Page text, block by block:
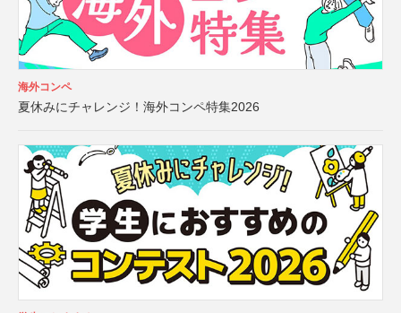
海外コンペ
夏休みにチャレンジ！海外コンペ特集2026